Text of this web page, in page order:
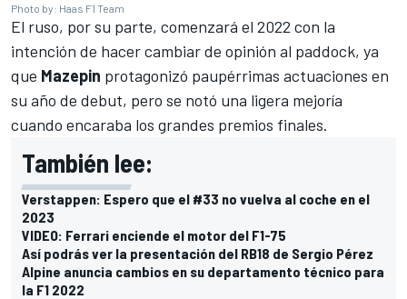
Photo by: Haas F1 Team
El ruso, por su parte, comenzará el 2022 con la
intención de hacer cambiar de opinión al paddock, ya
que Mazepin protagonizó paupérrimas actuaciones en
su año de debut, pero se notó una ligera mejoría
cuando encaraba los grandes premios finales.
También lee:
Verstappen: Espero que el #33 no vuelva al coche en el
2023
VIDEO: Ferrari enciende el motor del F1-75
Así podrás ver la presentación del RB18 de Sergio Pérez
Alpine anuncia cambios en su departamento técnico para
la F1 2022